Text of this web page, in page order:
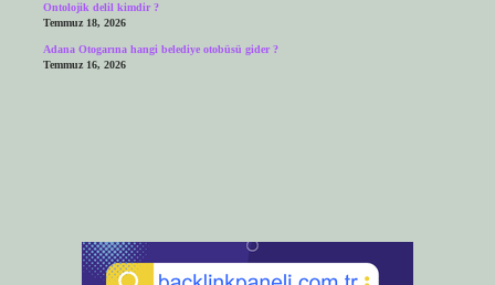
Ontolojik delil kimdir ?
Temmuz 18, 2026
Adana Otogarına hangi belediye otobüsü gider ?
Temmuz 16, 2026